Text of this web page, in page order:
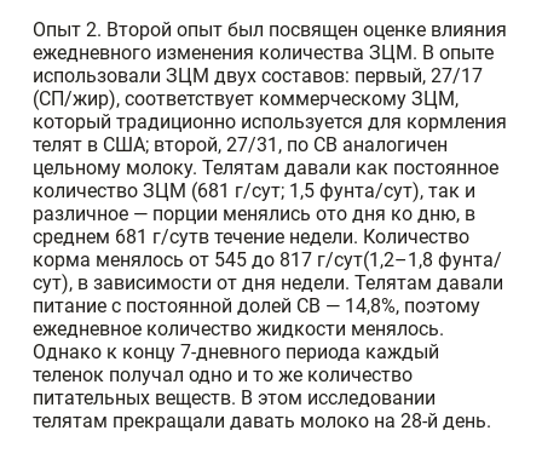
Опыт 2. Второй опыт был посвящен оценке влияния
ежедневного изменения количества ЗЦМ. В опыте
использовали ЗЦМ двух составов: первый, 27/17
(СП/жир), соответствует коммерческому ЗЦМ,
который традиционно используется для кормления
телят в США; второй, 27/31, по СВ аналогичен
цельному молоку. Телятам давали как постоянное
количество ЗЦМ (681 г/сут; 1,5 фунта/сут), так и
различное — порции менялись ото дня ко дню, в
среднем 681 г/сутв течение недели. Количество
корма менялось от 545 до 817 г/сут(1,2–1,8 фунта/
сут), в зависимости от дня недели. Телятам давали
питание с постоянной долей СВ — 14,8%, поэтому
ежедневное количество жидкости менялось.
Однако к концу 7‑дневного периода каждый
теленок получал одно и то же количество
питательных веществ. В этом исследовании
телятам прекращали давать молоко на 28-й день.